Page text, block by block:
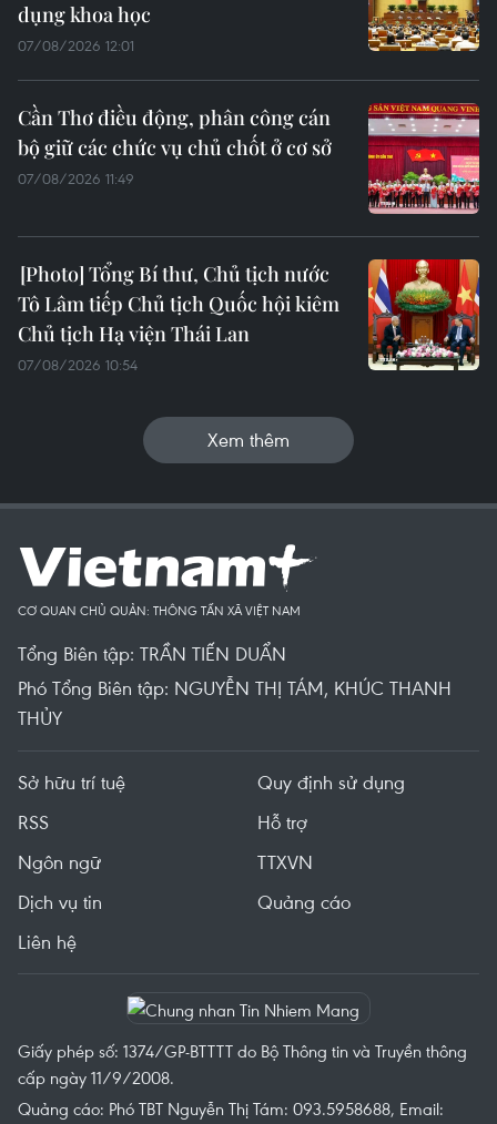
dụng khoa học
07/08/2026 12:01
Cần Thơ điều động, phân công cán
bộ giữ các chức vụ chủ chốt ở cơ sở
07/08/2026 11:49
Tổng Bí thư, Chủ tịch nước
Tô Lâm tiếp Chủ tịch Quốc hội kiêm
Chủ tịch Hạ viện Thái Lan
07/08/2026 10:54
Xem thêm
CƠ QUAN CHỦ QUẢN: THÔNG TẤN XÃ VIỆT NAM
Tổng Biên tập: TRẦN TIẾN DUẨN
Phó Tổng Biên tập: NGUYỄN THỊ TÁM, KHÚC THANH
THỦY
Sở hữu trí tuệ
Quy định sử dụng
RSS
Hỗ trợ
Ngôn ngữ
TTXVN
Dịch vụ tin
Quảng cáo
Liên hệ
Giấy phép số: 1374/GP-BTTTT do Bộ Thông tin và Truyền thông
cấp ngày 11/9/2008.
Quảng cáo: Phó TBT Nguyễn Thị Tám: 093.5958688, Email: